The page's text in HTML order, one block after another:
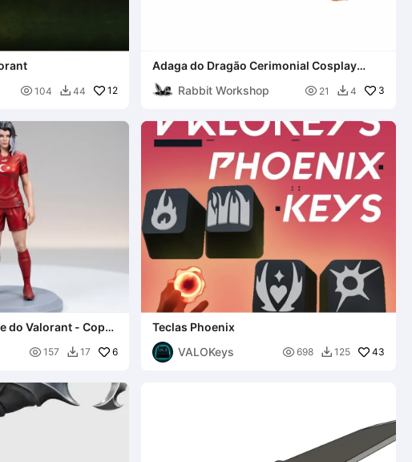
 104  44 12
Adaga do Dragão Cerimonial Cosplay
Rabbit Workshop
 21  4 3
do Valorant - Copa
 157  17 6
Teclas Phoenix
VALOKeys
 698  125 43